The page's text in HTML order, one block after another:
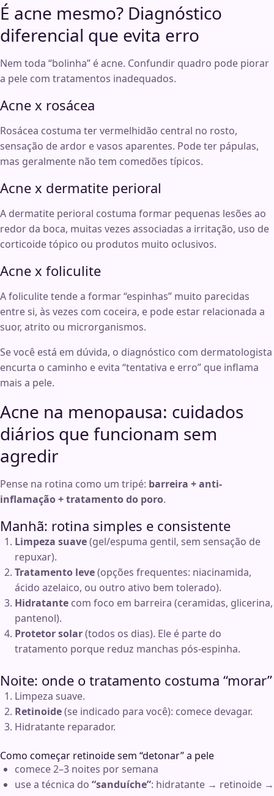
É acne mesmo? Diagnóstico
diferencial que evita erro
Nem toda “bolinha” é acne. Confundir quadro pode piorar
a pele com tratamentos inadequados.
Acne x rosácea
Rosácea costuma ter vermelhidão central no rosto,
sensação de ardor e vasos aparentes. Pode ter pápulas,
mas geralmente não tem comedões típicos.
Acne x dermatite perioral
A dermatite perioral costuma formar pequenas lesões ao
redor da boca, muitas vezes associadas a irritação, uso de
corticoide tópico ou produtos muito oclusivos.
Acne x foliculite
A foliculite tende a formar “espinhas” muito parecidas
entre si, às vezes com coceira, e pode estar relacionada a
suor, atrito ou microrganismos.
Se você está em dúvida, o diagnóstico com dermatologista
encurta o caminho e evita “tentativa e erro” que inflama
mais a pele.
Acne na menopausa: cuidados
diários que funcionam sem
agredir
Pense na rotina como um tripé: barreira + anti-
inflamação + tratamento do poro.
Manhã: rotina simples e consistente
Limpeza suave(gel/espuma gentil, sem sensação de
repuxar).
Tratamento leve(opções frequentes: niacinamida,
ácido azelaico, ou outro ativo bem tolerado).
Hidratante com foco em barreira (ceramidas, glicerina,
pantenol).
Protetor solar(todos os dias). Ele é parte do
tratamento porque reduz manchas pós-espinha.
Noite: onde o tratamento costuma “morar”
Limpeza suave.
Retinoide(se indicado para você): comece devagar.
Hidratante reparador.
Como começar retinoide sem “detonar” a pele
comece 2–3 noites por semana
use a técnica do “sanduíche”: hidratante → retinoide →